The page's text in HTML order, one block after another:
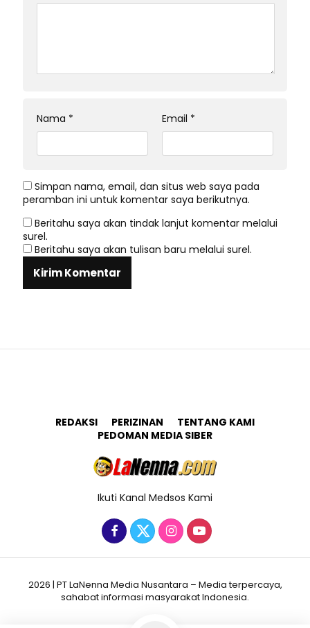
Nama * Email *
Simpan nama, email, dan situs web saya pada
peramban ini untuk komentar saya berikutnya.
Beritahu saya akan tindak lanjut komentar melalui
surel.
Beritahu saya akan tulisan baru melalui surel.
REDAKSI PERIZINAN
TENTANG KAMI
PEDOMAN MEDIA SIBER
Ikuti Kanal Medsos Kami
2026 | PT LaNenna Media Nusantara – Media terpercaya,
sahabat informasi masyarakat Indonesia.